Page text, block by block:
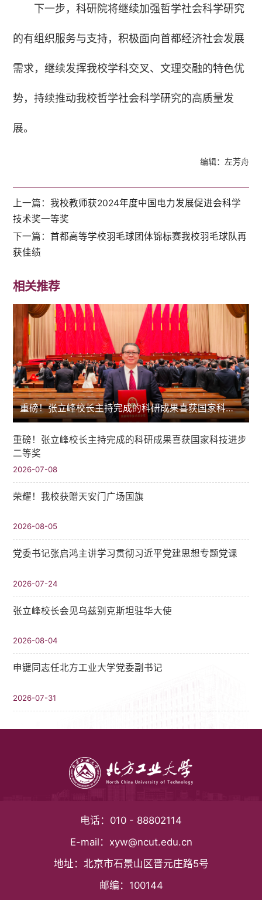
下一步，科研院将继续加强哲学社会科学研究
的有组织服务与支持，积极面向首都经济社会发展
需求，继续发挥我校学科交叉、文理交融的特色优
势，持续推动我校哲学社会科学研究的高质量发
展。
编辑：左芳舟
上一篇：我校教师获2024年度中国电力发展促进会科学
技术奖一等奖
下一篇：首都高等学校羽毛球团体锦标赛我校羽毛球队再
获佳绩
相关推荐
重磅！张立峰校长主持完成的科研成果喜获国家科技进步二等奖
重磅！张立峰校长主持完成的科研成果喜获国家科技进步
二等奖
2026-07-08
荣耀！我校获赠天安门广场国旗
2026-08-05
党委书记张启鸿主讲学习贯彻习近平党建思想专题党课
2026-07-24
张立峰校长会见乌兹别克斯坦驻华大使
2026-08-04
申键同志任北方工业大学党委副书记
2026-07-31
电话： 010 - 88802114
E-mail： xyw@ncut.edu.cn
地址： 北京市石景山区晋元庄路5号
邮编： 100144